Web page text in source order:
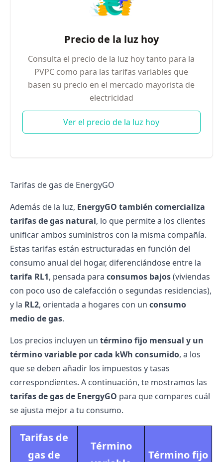
Precio de la luz hoy
Consulta el precio de la luz hoy tanto para la
PVPC como para las tarifas variables que
basen su precio en el mercado mayorista de
electricidad
Ver el precio de la luz hoy
Tarifas de gas de EnergyGO
Además de la luz, EnergyGO también comercializa
tarifas de gas natural, lo que permite a los clientes
unificar ambos suministros con la misma compañía.
Estas tarifas están estructuradas en función del
consumo anual del hogar, diferenciándose entre la
tarifa RL1, pensada para consumos bajos(viviendas
con poco uso de calefacción o segundas residencias),
y la RL2, orientada a hogares con un consumo
medio de gas.
Los precios incluyen un término fijo mensual y un
término variable por cada kWh consumido, a los
que se deben añadir los impuestos y tasas
correspondientes. A continuación, te mostramos las
tarifas de gas de EnergyGO para que compares cuál
se ajusta mejor a tu consumo.
Tarifas de
gas de
Término
Término fijo